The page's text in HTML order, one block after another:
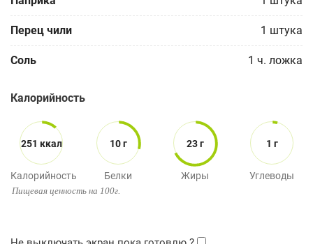
Перец чили 1 штука
Соль 1 ч. ложка
Калорийность
251 ккал
Калорийность
10 г
Белки
23 г
Жиры
1 г
Углеводы
Пищевая ценность на 100г.